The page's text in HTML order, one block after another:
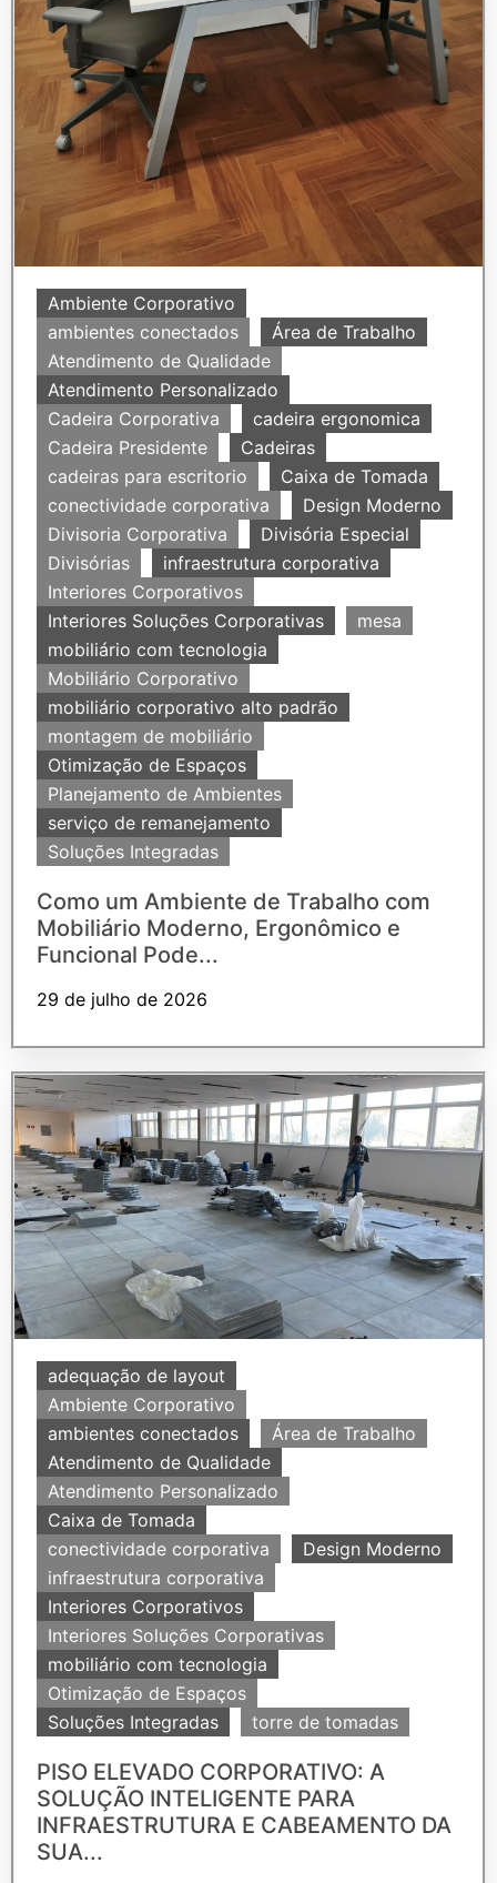
Ambiente Corporativo
ambientes conectados
Área de Trabalho
Atendimento de Qualidade
Atendimento Personalizado
Cadeira Corporativa
cadeira ergonomica
Cadeira Presidente
Cadeiras
cadeiras para escritorio
Caixa de Tomada
conectividade corporativa
Design Moderno
Divisoria Corporativa
Divisória Especial
Divisórias
infraestrutura corporativa
Interiores Corporativos
Interiores Soluções Corporativas
mesa
mobiliário com tecnologia
Mobiliário Corporativo
mobiliário corporativo alto padrão
montagem de mobiliário
Otimização de Espaços
Planejamento de Ambientes
serviço de remanejamento
Soluções Integradas
Como um Ambiente de Trabalho com
Mobiliário Moderno, Ergonômico e
Funcional Pode...
29 de julho de 2026
adequação de layout
Ambiente Corporativo
ambientes conectados
Área de Trabalho
Atendimento de Qualidade
Atendimento Personalizado
Caixa de Tomada
conectividade corporativa
Design Moderno
infraestrutura corporativa
Interiores Corporativos
Interiores Soluções Corporativas
mobiliário com tecnologia
Otimização de Espaços
Soluções Integradas
torre de tomadas
PISO ELEVADO CORPORATIVO: A
SOLUÇÃO INTELIGENTE PARA
INFRAESTRUTURA E CABEAMENTO DA
SUA...